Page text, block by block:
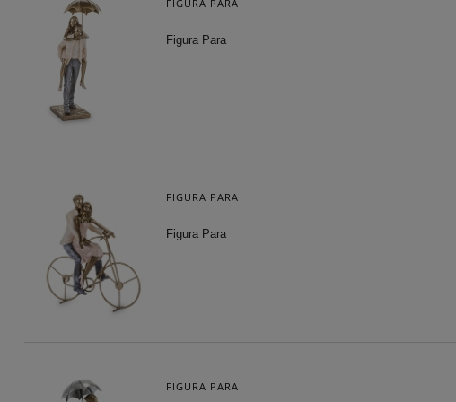
FIGURA PARA
Figura Para
FIGURA PARA
Figura Para
FIGURA PARA